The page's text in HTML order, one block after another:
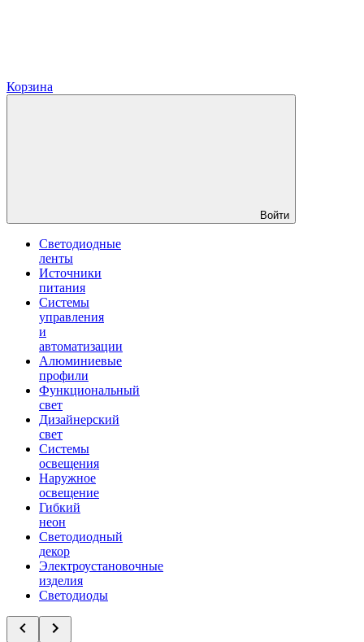
Корзина
Войти
Светодиодные
ленты
Источники
питания
Системы
управления
и
автоматизации
Алюминиевые
профили
Функциональный
свет
Дизайнерский
свет
Системы
освещения
Наружное
освещение
Гибкий
неон
Светодиодный
декор
Электроустановочные
изделия
Светодиоды